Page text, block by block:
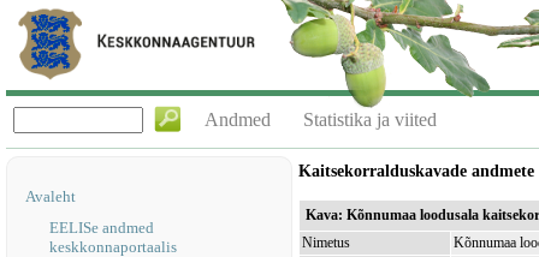
Andmed Statistika ja viited
Avaleht
EELISe andmed
keskkonnaportaalis
Kaitsekorralduskavade
Kava: Kõnnumaa loodusala
Nimetus
Kõnnumaa